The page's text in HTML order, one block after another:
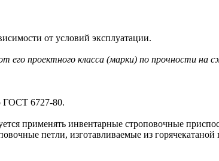
от условий эксплуатации.
проектного класса (марки) по прочности на
ГОСТ 6727-80.
применять инвентарные строповочные
петли, изготавливаемые из